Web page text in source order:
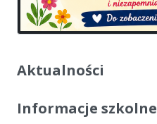
Aktualności
Informacje szkolne